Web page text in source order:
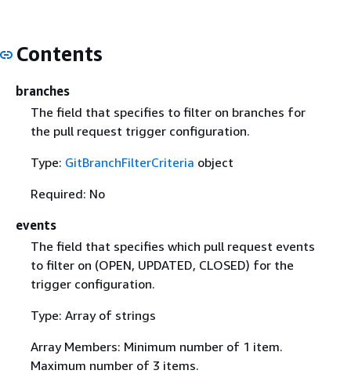
Contents
branches
The field that specifies to filter on branches for
the pull request trigger configuration.
Type: GitBranchFilterCriteria object
Required: No
events
The field that specifies which pull request events
to filter on (OPEN, UPDATED, CLOSED) for the
trigger configuration.
Type: Array of strings
Array Members: Minimum number of 1 item.
Maximum number of 3 items.